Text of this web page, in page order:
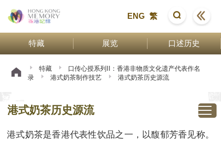
ENG 繁
特藏 展览 口述历史
特藏
口传心授系列II：香港非物质文化遗产代表作名
录
港式奶茶制作技艺 港式奶茶历史源流
港式奶茶历史源流
港式奶茶是香港代表性饮品之一，以馥郁芳香见称。